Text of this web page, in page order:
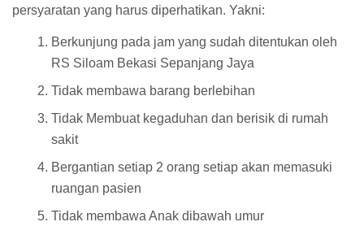
persyaratan yang harus diperhatikan. Yakni:
Berkunjung pada jam yang sudah ditentukan oleh
RS Siloam Bekasi Sepanjang Jaya
Tidak membawa barang berlebihan
Tidak Membuat kegaduhan dan berisik di rumah
sakit
Bergantian setiap 2 orang setiap akan memasuki
ruangan pasien
Tidak membawa Anak dibawah umur